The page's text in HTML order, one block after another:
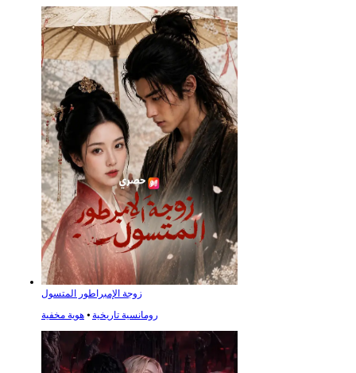
زوجة الإمبراطور المتسول
رومانسية تاريخية ⦁ هوية مخفية